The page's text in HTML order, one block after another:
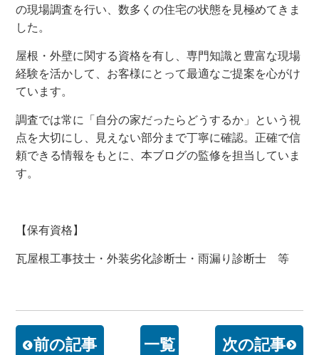
の現場調査を行い、数多くの住宅の状態を見極めてきま
した。
屋根・外壁に関する資格を有し、専門知識と豊富な現場
経験を活かして、お客様にとって最適なご提案を心がけ
ています。
調査では常に「自分の家だったらどうするか」という視
点を大切にし、見えない部分まで丁寧に確認。正確で信
頼できる情報をもとに、本ブログの監修を担当していま
す。
【保有資格】
瓦屋根工事技士・外装劣化診断士・雨漏り診断士 等
前の記事 一覧 次の記事